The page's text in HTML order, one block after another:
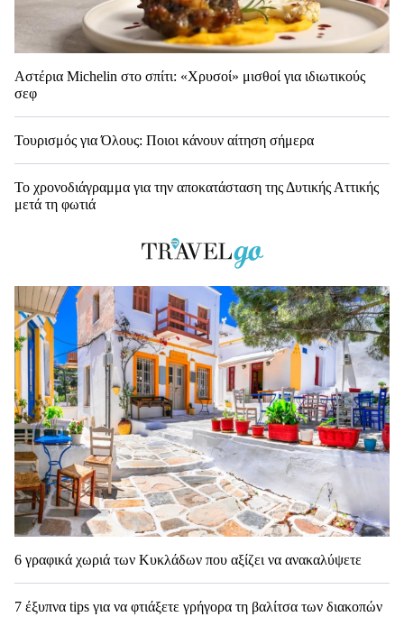
Αστέρια Michelin στο σπίτι: «Χρυσοί» μισθοί για ιδιωτικούς
σεφ
Τουρισμός για Όλους: Ποιοι κάνουν αίτηση σήμερα
Το χρονοδιάγραμμα για την αποκατάσταση της Δυτικής Αττικής
μετά τη φωτιά
6 γραφικά χωριά των Κυκλάδων που αξίζει να ανακαλύψετε
7 έξυπνα tips για να φτιάξετε γρήγορα τη βαλίτσα των διακοπών